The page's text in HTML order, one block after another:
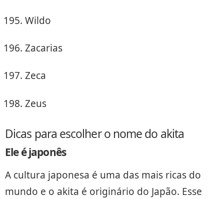
Wildo
Zacarias
Zeca
Zeus
Dicas para escolher o nome do akita
Ele é japonês
A cultura japonesa é uma das mais ricas do
mundo e o akita é originário do Japão. Esse